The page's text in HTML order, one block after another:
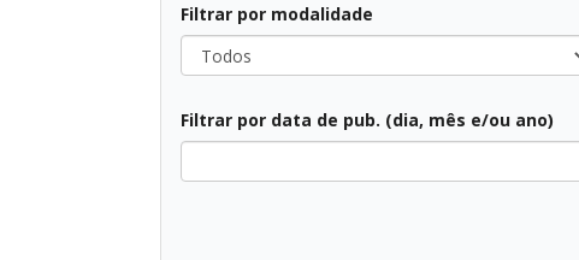
Filtrar por modalidade
Todos
Filtrar por data de pub. (dia, mês e/ou ano)